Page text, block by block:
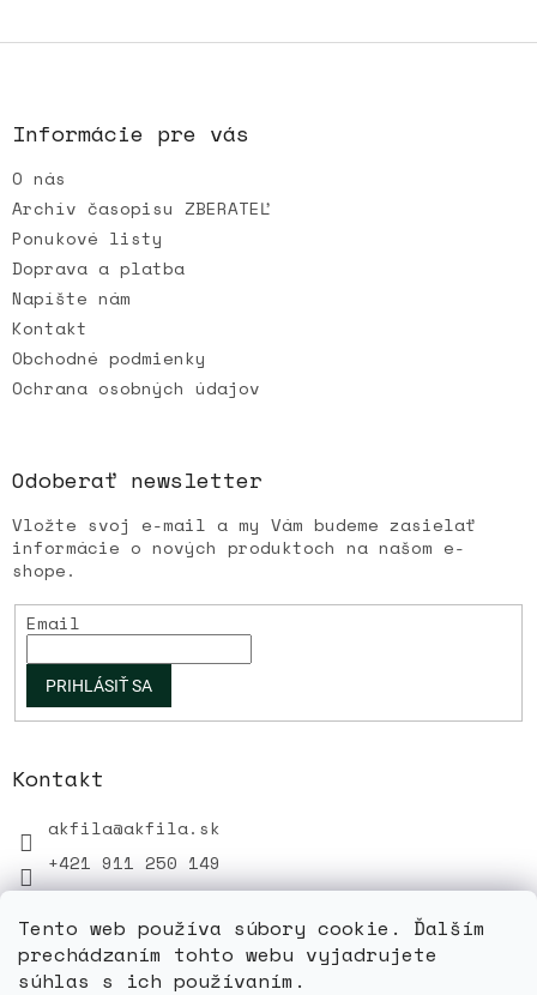
Tento web používa súbory cookie. Ďalším
prechádzaním tohto webu vyjadrujete
súhlas s ich používaním.
Z
i
e
Informácie pre vás
O nás
Archív časopisu ZBERATEĽ
Ponukové listy
Doprava a platba
Napíšte nám
Kontakt
Obchodné podmienky
Ochrana osobných údajov
Odoberať newsletter
Vložte svoj e-mail a my Vám budeme zasielať
informácie o nových produktoch na našom e-
shope.
Email
PRIHLÁSIŤ SA
Kontakt
akfila@akfila.sk
+421 911 250 149